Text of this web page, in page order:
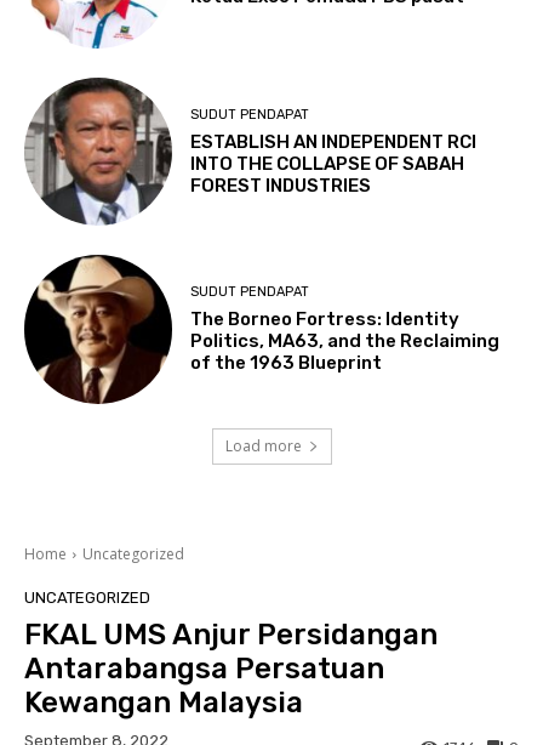
SUDUT PENDAPAT
ESTABLISH AN INDEPENDENT RCI
INTO THE COLLAPSE OF SABAH
FOREST INDUSTRIES
SUDUT PENDAPAT
The Borneo Fortress: Identity
Politics, MA63, and the Reclaiming
of the 1963 Blueprint
Load more